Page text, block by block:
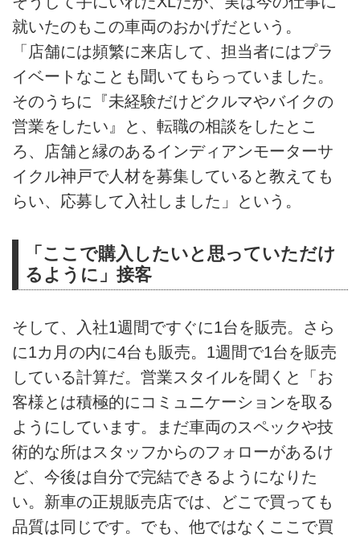
就いたのもこの車両のおかげだという。
「店舗には頻繁に来店して、担当者にはプラ
イベートなことも聞いてもらっていました。
そのうちに『未経験だけどクルマやバイクの
営業をしたい』と、転職の相談をしたとこ
ろ、店舗と縁のあるインディアンモーターサ
イクル神戸で人材を募集していると教えても
らい、応募して入社しました」という。
「ここで購入したいと思っていただけ
るように」接客
そして、入社1週間ですぐに1台を販売。さら
に1カ月の内に4台も販売。1週間で1台を販売
している計算だ。営業スタイルを聞くと「お
客様とは積極的にコミュニケーションを取る
ようにしています。まだ車両のスペックや技
術的な所はスタッフからのフォローがあるけ
ど、今後は自分で完結できるようになりた
い。新車の正規販売店では、どこで買っても
品質は同じです。でも、他ではなくここで買